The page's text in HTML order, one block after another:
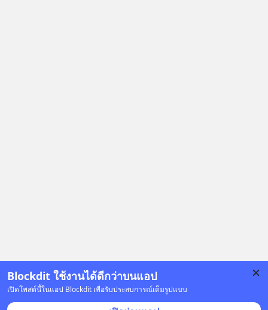
Blockdit ใช้งานได้ดีกว่าบนแอป
เปิดโพสต์นี้ในแอป Blockdit เพื่อรับประสบการณ์เต็มรูปแบบ
โฆษณา